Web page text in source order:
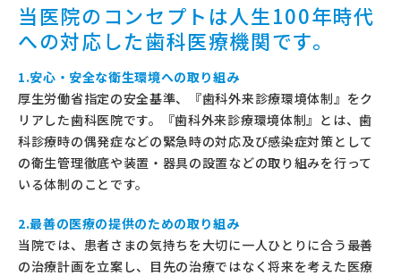
料金表
法人の取り組み
予約のお電話はこちらから
0297-45-0808
（受付時間：9:30-18:00）
〒302-0119 茨城県守谷市御所ヶ丘4-11-12
当医院のコンセプトは人生100年時代
への対応した歯科医療機関です。
1.安心・安全な衛生環境への取り組み
厚生労働省指定の安全基準、『歯科外来診療環境体制』をク
リアした歯科医院です。『歯科外来診療環境体制』とは、歯
科診療時の偶発症などの緊急時の対応及び感染症対策として
の衛生管理徹底や装置・器具の設置などの取り組みを行って
いる体制のことです。
2.最善の医療の提供のための取り組み
当院では、患者さまの気持ちを大切に一人ひとりに合う最善
の治療計画を立案し、目先の治療ではなく将来を考えた医療